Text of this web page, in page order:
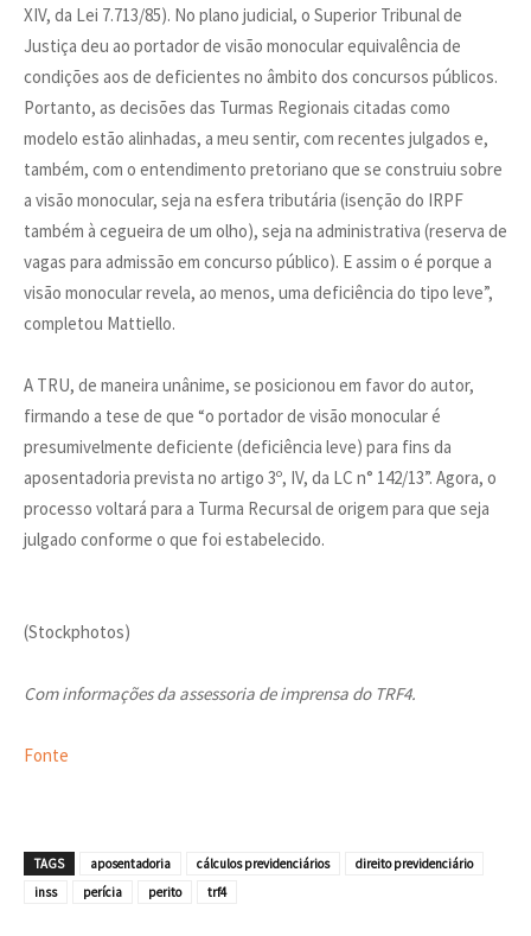
XIV, da Lei 7.713/85). No plano judicial, o Superior Tribunal de
Justiça deu ao portador de visão monocular equivalência de
condições aos de deficientes no âmbito dos concursos públicos.
Portanto, as decisões das Turmas Regionais citadas como
modelo estão alinhadas, a meu sentir, com recentes julgados e,
também, com o entendimento pretoriano que se construiu sobre
a visão monocular, seja na esfera tributária (isenção do IRPF
também à cegueira de um olho), seja na administrativa (reserva de
vagas para admissão em concurso público). E assim o é porque a
visão monocular revela, ao menos, uma deficiência do tipo leve”,
completou Mattiello.
A TRU, de maneira unânime, se posicionou em favor do autor,
firmando a tese de que “o portador de visão monocular é
presumivelmente deficiente (deficiência leve) para fins da
aposentadoria prevista no artigo 3º, IV, da LC n° 142/13”. Agora, o
processo voltará para a Turma Recursal de origem para que seja
julgado conforme o que foi estabelecido.
(Stockphotos)
Com informações da assessoria de imprensa do TRF4.
Fonte
TAGS aposentadoria cálculos previdenciários
direito previdenciário
inss
perícia perito trf4